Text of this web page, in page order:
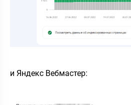
и Яндекс Вебмастер: